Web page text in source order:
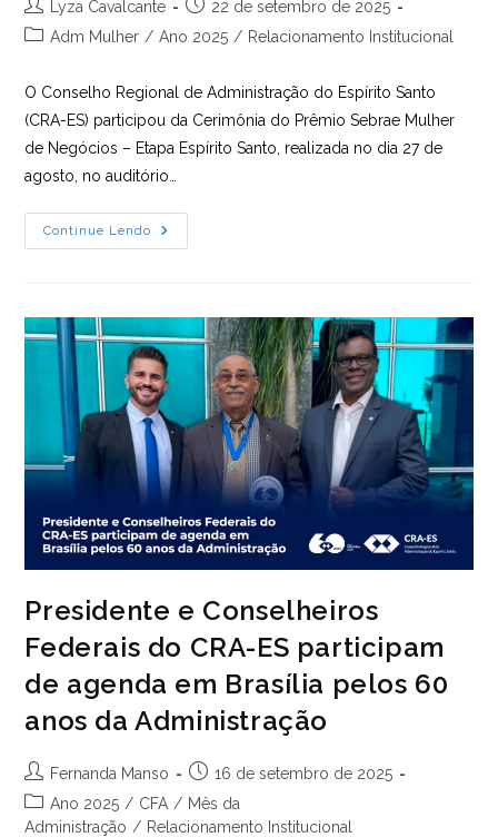
Autor
do
Lyza Cavalcante
Post
publicado:
22 de setembro de 2025
Categoria
Adm Mulher / Ano 2025 / Relacionamento Institucional
O Conselho Regional de Administração do Espírito Santo
(CRA-ES) participou da Cerimônia do Prêmio Sebrae Mulher
de Negócios – Etapa Espírito Santo, realizada no dia 27 de
agosto, no auditório…
Continue Lendo
CRA-
ES
Sebrae
Mulher
De
Negócios
–
Etapa
Espírito
Santo
Presidente e Conselheiros
Federais do CRA-ES participam
de agenda em Brasília pelos 60
anos da Administração
Autor
do
post:
Fernanda Manso
Post
publicado:
16 de setembro de 2025
Categoria
do
Ano 2025 / CFA / Mês da
Administração / Relacionamento Institucional